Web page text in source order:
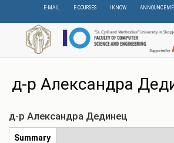
content
E-MAIL E-COURSES IKNOW
д-р Александра
д-р Александра Дединец
Табови
Summary